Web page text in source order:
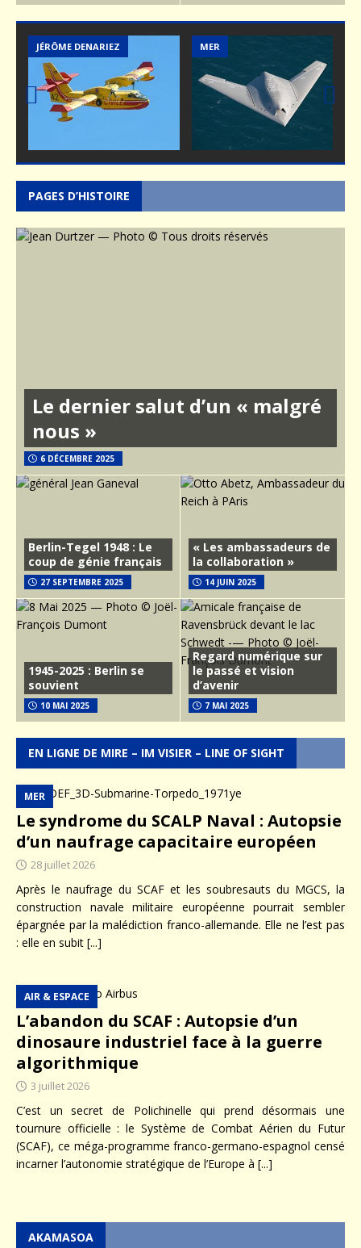
MER
PAGES D’HISTOIRE
Le dernier salut d’un « malgré
nous »
6 DÉCEMBRE 2025
Berlin-Tegel 1948 : Le
coup de génie français
27 SEPTEMBRE 2025
« Les ambassadeurs de
la collaboration »
14 JUIN 2025
1945-2025 : Berlin se
souvient
10 MAI 2025
Regard numérique sur
le passé et vision
d’avenir
7 MAI 2025
EN LIGNE DE MIRE – IM VISIER – LINE OF SIGHT
Le syndrome du SCALP Naval : Autopsie
d’un naufrage capacitaire européen
MER
28 juillet 2026
Après le naufrage du SCAF et les soubresauts du MGCS, la
construction navale militaire européenne pourrait sembler
épargnée par la malédiction franco-allemande. Elle ne l’est pas
: elle en subit [...]
L’abandon du SCAF : Autopsie d’un
dinosaure industriel face à la guerre
algorithmique
AIR & ESPACE
3 juillet 2026
C’est un secret de Polichinelle qui prend désormais une
tournure officielle : le Système de Combat Aérien du Futur
(SCAF), ce méga-programme franco-germano-espagnol censé
incarner l’autonomie stratégique de l’Europe à [...]
AKAMASOA